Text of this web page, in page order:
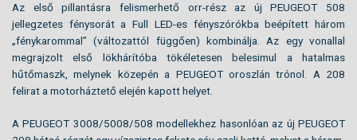
Az első pillantásra felismerhető orr-rész az új PEUGEOT 508
jellegzetes fénysorát a Full LED-es fényszórókba beépített három
„fénykarommal” (változattól függően) kombinálja. Az egy vonallal
megrajzolt első lökhárítóba tökéletesen belesimul a hatalmas
hűtőmaszk, melynek közepén a PEUGEOT oroszlán trónol. A 208
felirat a motorháztető elején kapott helyet.
A PEUGEOT 3008/5008/508 modellekhez hasonlóan az új PEUGEOT